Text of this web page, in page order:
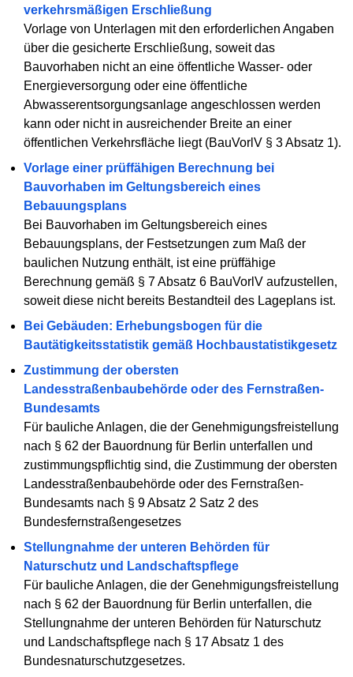
verkehrsmäßigen Erschließung
Vorlage von Unterlagen mit den erforderlichen Angaben
über die gesicherte Erschließung, soweit das
Bauvorhaben nicht an eine öffentliche Wasser- oder
Energieversorgung oder eine öffentliche
Abwasserentsorgungsanlage angeschlossen werden
kann oder nicht in ausreichender Breite an einer
öffentlichen Verkehrsfläche liegt (BauVorlV § 3 Absatz 1).
Vorlage einer prüffähigen Berechnung bei
Bauvorhaben im Geltungsbereich eines
Bebauungsplans
Bei Bauvorhaben im Geltungsbereich eines
Bebauungsplans, der Festsetzungen zum Maß der
baulichen Nutzung enthält, ist eine prüffähige
Berechnung gemäß § 7 Absatz 6 BauVorlV aufzustellen,
soweit diese nicht bereits Bestandteil des Lageplans ist.
Bei Gebäuden: Erhebungsbogen für die
Bautätigkeitsstatistik gemäß Hochbaustatistikgesetz
Zustimmung der obersten
Landesstraßenbaubehörde oder des Fernstraßen-
Bundesamts
Für bauliche Anlagen, die der Genehmigungsfreistellung
nach § 62 der Bauordnung für Berlin unterfallen und
zustimmungspflichtig sind, die Zustimmung der obersten
Landesstraßenbaubehörde oder des Fernstraßen-
Bundesamts nach § 9 Absatz 2 Satz 2 des
Bundesfernstraßengesetzes
Stellungnahme der unteren Behörden für
Naturschutz und Landschaftspflege
Für bauliche Anlagen, die der Genehmigungsfreistellung
nach § 62 der Bauordnung für Berlin unterfallen, die
Stellungnahme der unteren Behörden für Naturschutz
und Landschaftspflege nach § 17 Absatz 1 des
Bundesnaturschutzgesetzes.